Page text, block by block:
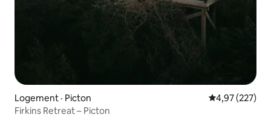
Logement · Picton Note
4,97 (227)
Firkins Retreat – Picton